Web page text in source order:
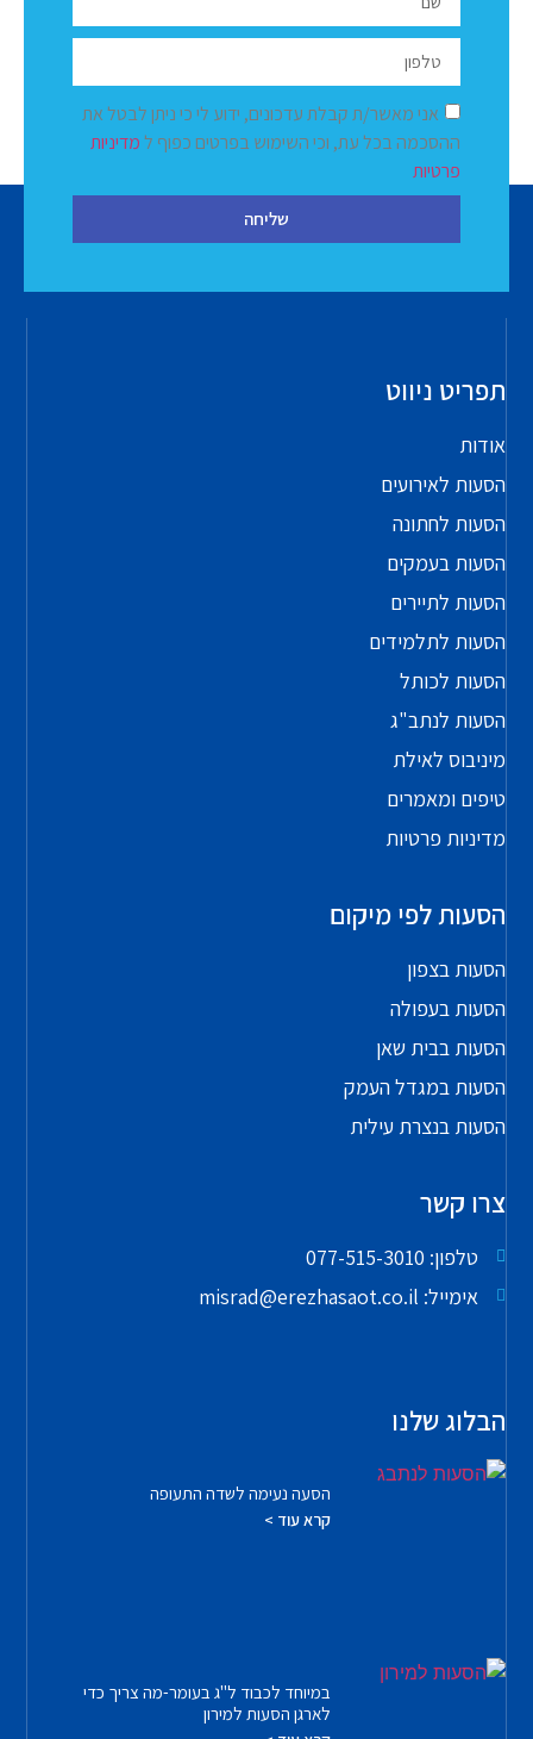
אני מאשר/ת קבלת עדכונים, ידוע לי כי ניתן לבטל את
ההסכמה בכל עת, וכי השימוש בפרטים כפוף למדיניות
פרטיות
שליחה
תפריט ניווט
אודות
הסעות לאירועים
הסעות לחתונה
הסעות בעמקים
הסעות לתיירים
הסעות לתלמידים
הסעות לכותל
הסעות לנתב"ג
מיניבוס לאילת
טיפים ומאמרים
מדיניות פרטיות
הסעות לפי מיקום
הסעות בצפון
הסעות בעפולה
הסעות בבית שאן
הסעות במגדל העמק
הסעות בנצרת עילית
צרו קשר
טלפון: 077-515-3010
אימייל: misrad@erezhasaot.co.il
הבלוג שלנו
הסעה נעימה לשדה התעופה
קרא עוד >
במיוחד לכבוד ל"ג בעומר-מה צריך כדי
לארגן הסעות למירון